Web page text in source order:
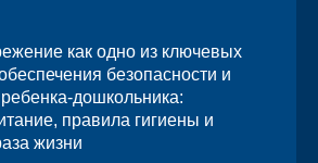
как одно из ключевых
безопасности и
дошкольника:
правила гигиены и
жизни